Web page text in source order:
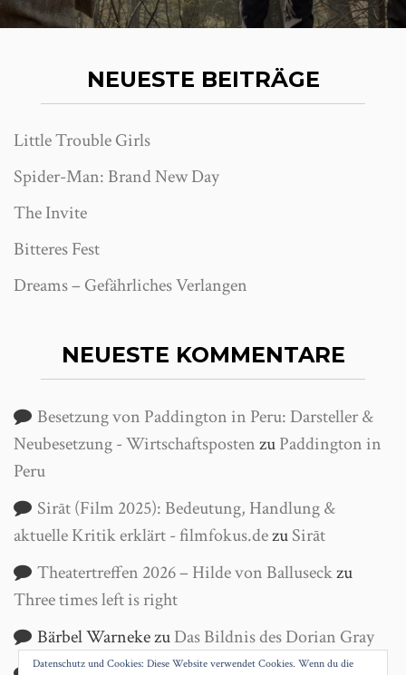
NEUESTE BEITRÄGE
Little Trouble Girls
Spider-Man: Brand New Day
The Invite
Bitteres Fest
Dreams – Gefährliches Verlangen
NEUESTE KOMMENTARE
Besetzung von Paddington in Peru: Darsteller &
Neubesetzung - WirtschaftspostenzuPaddington in
Peru
Sirāt (Film 2025): Bedeutung, Handlung &
aktuelle Kritik erklärt - filmfokus.dezuSirāt
Theatertreffen 2026 – Hilde von Balluseckzu
Three times left is right
Bärbel WarnekezuDas Bildnis des Dorian Gray
Datenschutz und Cookies: Diese Website verwendet Cookies. Wenn du die